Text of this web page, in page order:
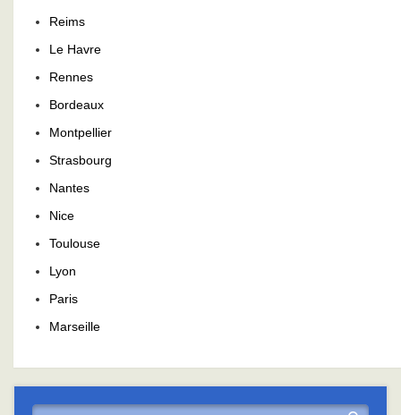
Reims
Le Havre
Rennes
Bordeaux
Montpellier
Strasbourg
Nantes
Nice
Toulouse
Lyon
Paris
Marseille